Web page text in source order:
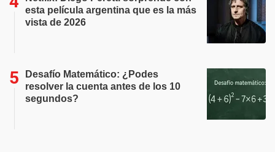
esta película argentina que es la más
vista de 2026
Desafío Matemático: ¿Podes
resolver la cuenta antes de los 10
segundos?